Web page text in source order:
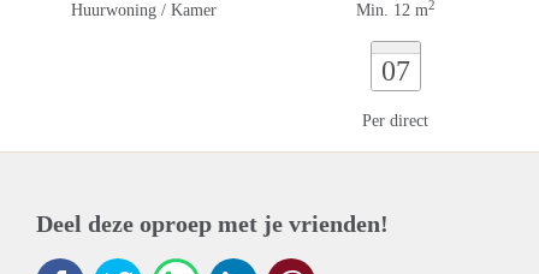
Huurwoning / Kamer Min. 12 m2
07
Per direct
Deel deze oproep met je vrienden!